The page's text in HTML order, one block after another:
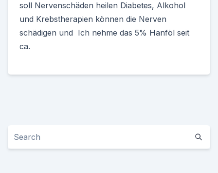
soll Nervenschäden heilen Diabetes, Alkohol
und Krebstherapien können die Nerven
schädigen und Ich nehme das 5% Hanföl seit
ca.